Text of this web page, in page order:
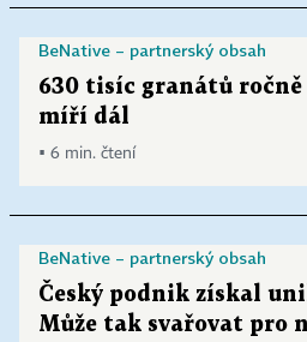
BeNative – partnerský obsah
630 tisíc granátů ročně
míří dál
▪ 6 min. čtení
BeNative – partnerský obsah
Český podnik získal
Může tak svařovat pro